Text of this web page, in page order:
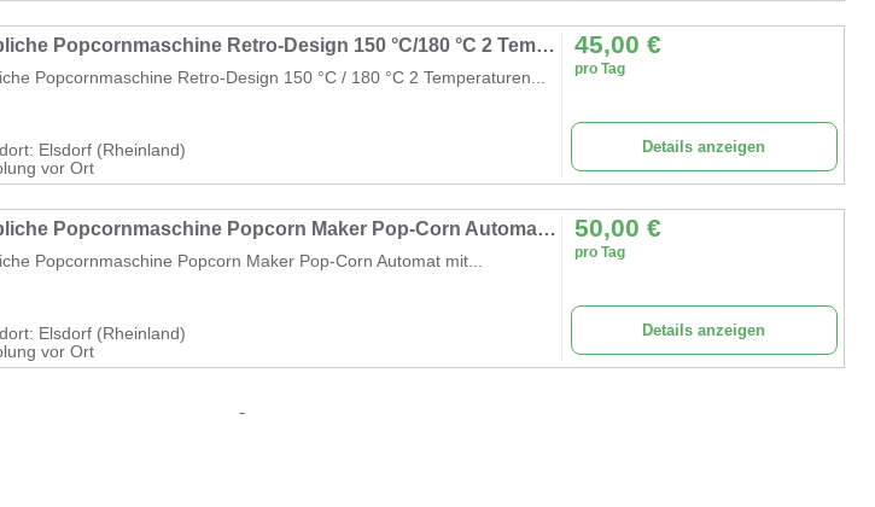
Gewerbliche Popcornmaschine Retro-Design 150 °C/180 °C 2 Temperaturen süßes + salziges Popcorn
Popcornmaschine Retro-Design 150 °C / 180 °C 2 Temperaturen...
Elsdorf (Rheinland)
vor Ort
45,00 €
pro Tag
Details anzeigen
Gewerbliche Popcornmaschine Popcorn Maker Pop-Corn Automat mit Wagen
Popcornmaschine Popcorn Maker Pop-Corn Automat mit...
Elsdorf (Rheinland)
vor Ort
50,00 €
pro Tag
Details anzeigen